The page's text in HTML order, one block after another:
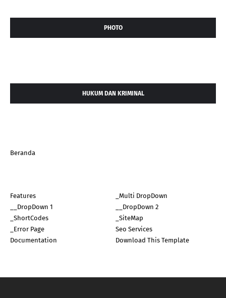
PHOTO
HUKUM DAN KRIMINAL
Beranda
Features
_Multi DropDown
__DropDown 1
__DropDown 2
_ShortCodes
_SiteMap
_Error Page
Seo Services
Documentation
Download This Template